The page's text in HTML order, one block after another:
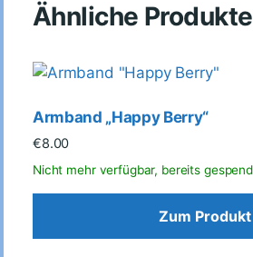
Ähnliche Produkte
Armband „Happy Berry“
€8.00
Zum Produkt